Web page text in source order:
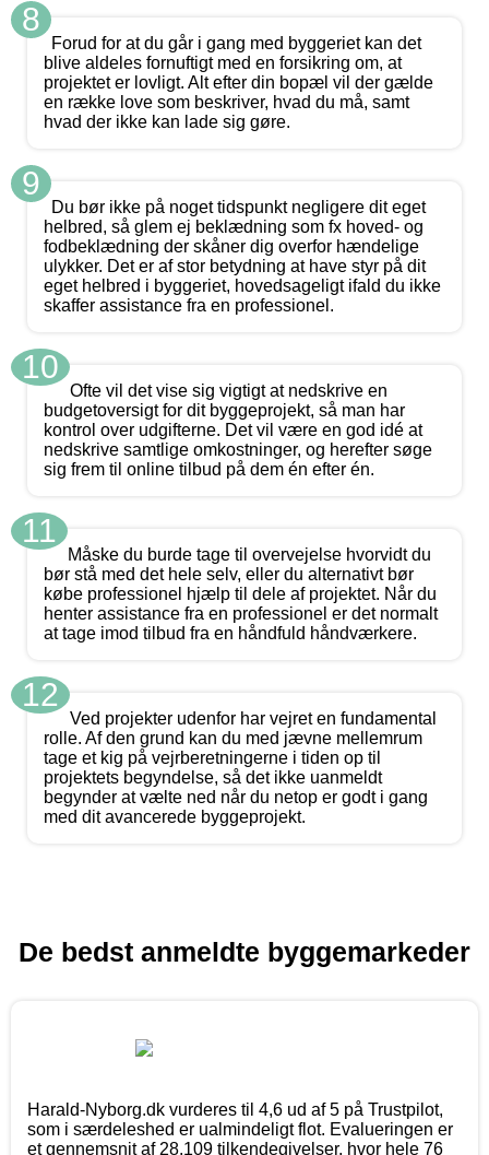
8
Forud for at du går i gang med byggeriet kan det
blive aldeles fornuftigt med en forsikring om, at
projektet er lovligt. Alt efter din bopæl vil der gælde
en række love som beskriver, hvad du må, samt
hvad der ikke kan lade sig gøre.
9
Du bør ikke på noget tidspunkt negligere dit eget
helbred, så glem ej beklædning som fx hoved- og
fodbeklædning der skåner dig overfor hændelige
ulykker. Det er af stor betydning at have styr på dit
eget helbred i byggeriet, hovedsageligt ifald du ikke
skaffer assistance fra en professionel.
10
Ofte vil det vise sig vigtigt at nedskrive en
budgetoversigt for dit byggeprojekt, så man har
kontrol over udgifterne. Det vil være en god idé at
nedskrive samtlige omkostninger, og herefter søge
sig frem til online tilbud på dem én efter én.
11
Måske du burde tage til overvejelse hvorvidt du
bør stå med det hele selv, eller du alternativt bør
købe professionel hjælp til dele af projektet. Når du
henter assistance fra en professionel er det normalt
at tage imod tilbud fra en håndfuld håndværkere.
12
Ved projekter udenfor har vejret en fundamental
rolle. Af den grund kan du med jævne mellemrum
tage et kig på vejrberetningerne i tiden op til
projektets begyndelse, så det ikke uanmeldt
begynder at vælte ned når du netop er godt i gang
med dit avancerede byggeprojekt.
De bedst anmeldte byggemarkeder
Harald-Nyborg.dk vurderes til 4,6 ud af 5 på Trustpilot,
som i særdeleshed er ualmindeligt flot. Evalueringen er
et gennemsnit af 28.109 tilkendegivelser, hvor hele 76